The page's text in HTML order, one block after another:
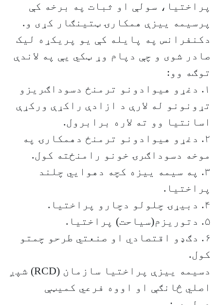
پراختيا، سولې او ثبات په برخه کې
پرسيمه ييزې همکارۍ ټتينګار کړی و.
دکنفرانس په پايله کې يو پريکړه ليک
صادر شوی و چې دپام وړ ټکي يې په لاندې
توګه وو:
۱. دغړو هيوادونو ترمنځ دسوداګريزو
تړونونو له لارې د ازادې راکړې ورکړې
اسانتيا وو ته لاره برابرول.
۲. دغړو هيوادونو ترمنځ دهمکارۍ په
موخه دسوداګرۍ خونو رامنځته کول.
۳. په سيمه ييزه کچه دهوايي چلند
پراختيا.
۴. دبيړۍ چلولو دچارو پراختيا.
۵. دتوريزم(سياحت) پراختيا.
۶. دګډو اقتصادي او صنعتي طرحو چمتو
کول.
دسيمه ييزې پراختيا سازمان (RCD) شپږ
اصلي څانګې او اووه فرعي کميټې